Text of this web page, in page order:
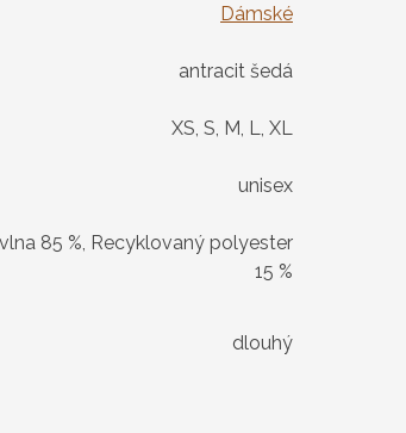
Dámské
antracit šedá
XS, S, M, L, XL
unisex
85 %, Recyklovaný polyester
15 %
dlouhý